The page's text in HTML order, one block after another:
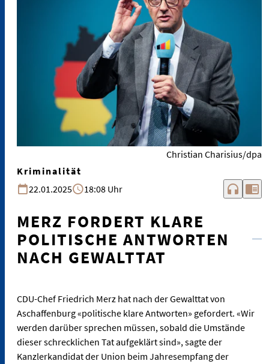
Christian Charisius/dpa
Kriminalität
22.01.2025
18:08 Uhr headphones chrome_reader_mode
MERZ FORDERT KLARE
POLITISCHE ANTWORTEN
NACH GEWALTTAT
CDU-Chef Friedrich Merz hat nach der Gewalttat von
Aschaffenburg «politische klare Antworten» gefordert. «Wir
werden darüber sprechen müssen, sobald die Umstände
dieser schrecklichen Tat aufgeklärt sind», sagte der
Kanzlerkandidat der Union beim Jahresempfang der